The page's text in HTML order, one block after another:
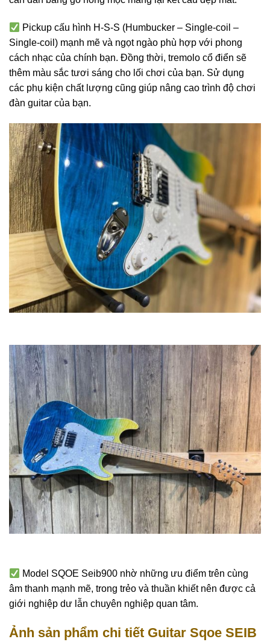
Pickup cấu hình H-S-S (Humbucker – Single-coil –
Single-coil) mạnh mẽ và ngọt ngào phù hợp với phong
cách nhạc của chính bạn. Đồng thời, tremolo cổ điển sẽ
thêm màu sắc tươi sáng cho lối chơi của bạn. Sử dụng
các phụ kiện chất lượng cũng giúp nâng cao trình độ chơi
đàn guitar của bạn.
Model SQOE Seib900 nhờ những ưu điểm trên cùng
âm thanh mạnh mẽ, trong trẻo và thuần khiết nên được cả
giới nghiệp dư lẫn chuyên nghiệp quan tâm.
Ảnh sản phẩm chi tiết Guitar Sqoe SEIB